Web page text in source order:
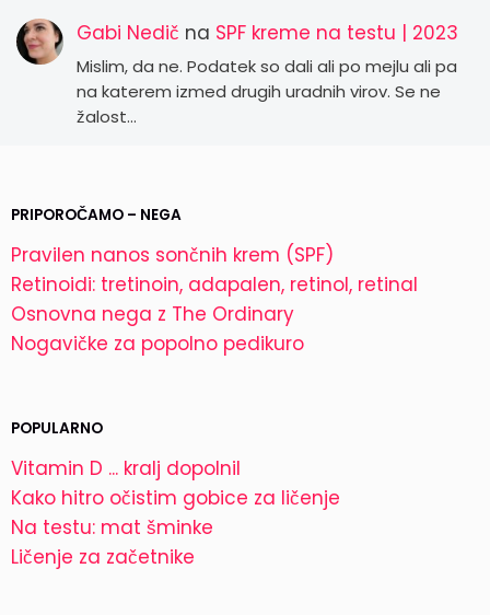
Gabi Nedič na SPF kreme na testu | 2023
Mislim, da ne. Podatek so dali ali po mejlu ali pa
na katerem izmed drugih uradnih virov. Se ne
žalost…
PRIPOROČAMO – NEGA
Pravilen nanos sončnih krem (SPF)
Retinoidi: tretinoin, adapalen, retinol, retinal
Osnovna nega z The Ordinary
Nogavičke za popolno pedikuro
POPULARNO
Vitamin D ... kralj dopolnil
Kako hitro očistim gobice za ličenje
Na testu: mat šminke
Ličenje za začetnike